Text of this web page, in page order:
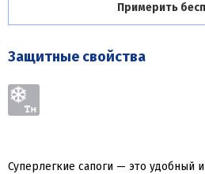
Примерить
Защитные свойства
Суперлегкие сапоги — это удобный